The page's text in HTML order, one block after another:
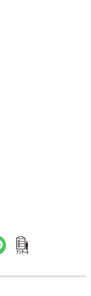
ｱﾝｹｰﾄ